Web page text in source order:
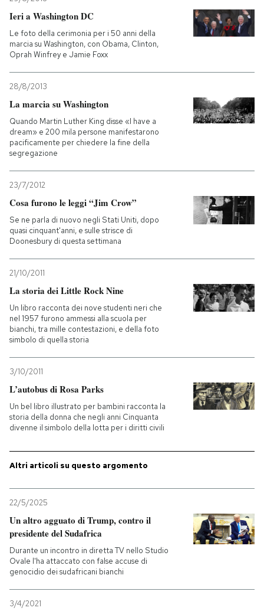
Ieri a Washington DC
Le foto della cerimonia per i 50 anni della
marcia su Washington, con Obama, Clinton,
Oprah Winfrey e Jamie Foxx
28/8/2013
La marcia su Washington
Quando Martin Luther King disse «I have a
dream» e 200 mila persone manifestarono
pacificamente per chiedere la fine della
segregazione
23/7/2012
Cosa furono le leggi “Jim Crow”
Se ne parla di nuovo negli Stati Uniti, dopo
quasi cinquant'anni, e sulle strisce di
Doonesbury di questa settimana
21/10/2011
La storia dei Little Rock Nine
Un libro racconta dei nove studenti neri che
nel 1957 furono ammessi alla scuola per
bianchi, tra mille contestazioni, e della foto
simbolo di quella storia
3/10/2011
L’autobus di Rosa Parks
Un bel libro illustrato per bambini racconta la
storia della donna che negli anni Cinquanta
divenne il simbolo della lotta per i diritti civili
Altri articoli su questo argomento
22/5/2025
Un altro agguato di Trump, contro il
presidente del Sudafrica
Durante un incontro in diretta TV nello Studio
Ovale l'ha attaccato con false accuse di
genocidio dei sudafricani bianchi
3/4/2021